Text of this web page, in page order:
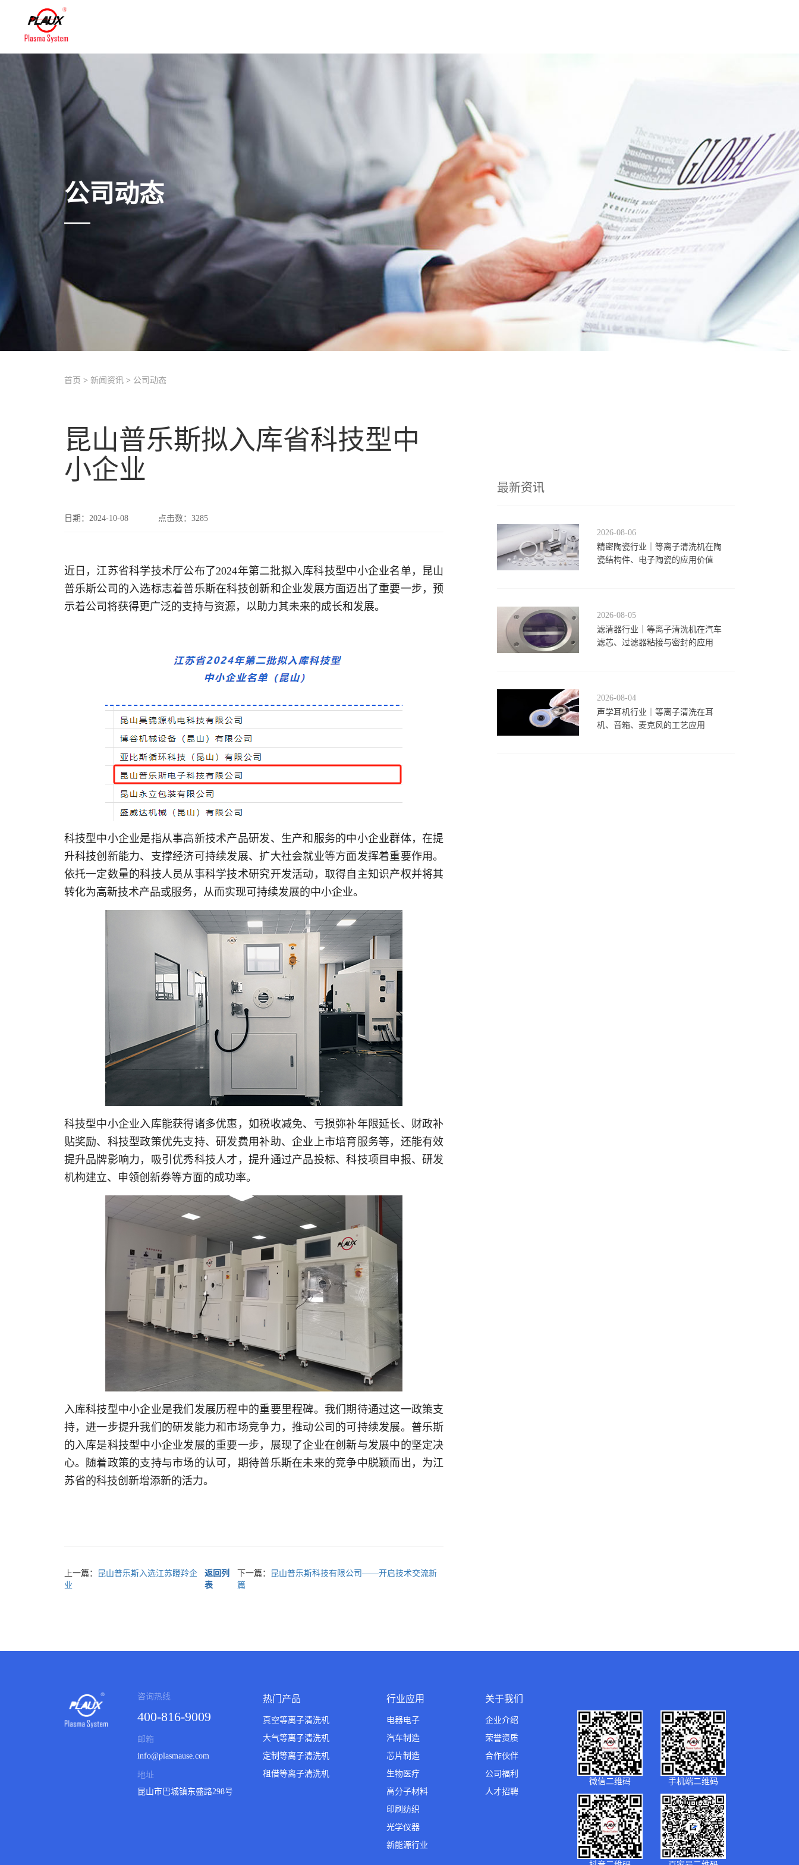
联系我们
热线电话：4008169009
公司动态
首页 > 新闻资讯> 公司动态
昆山普乐斯拟入库省科技型中
小企业
日期：2024-10-08 点击数： 3285
近日，江苏省科学技术厅公布了2024年第二批拟入库科技型中小企业名单，昆山
普乐斯公司的入选标志着普乐斯在科技创新和企业发展方面迈出了重要一步，预
示着公司将获得更广泛的支持与资源，以助力其未来的成长和发展。
科技型中小企业是指从事高新技术产品研发、生产和服务的中小企业群体，在提
升科技创新能力、支撑经济可持续发展、扩大社会就业等方面发挥着重要作用。
依托一定数量的科技人员从事科学技术研究开发活动，取得自主知识产权并将其
转化为高新技术产品或服务，从而实现可持续发展的中小企业。
科技型中小企业入库能获得诸多优惠，如税收减免、亏损弥补年限延长、财政补
贴奖励、科技型政策优先支持、研发费用补助、企业上市培育服务等，还能有效
提升品牌影响力，吸引优秀科技人才，提升通过产品投标、科技项目申报、研发
机构建立、申领创新券等方面的成功率。
入库科技型中小企业是我们发展历程中的重要里程碑。我们期待通过这一政策支
持，进一步提升我们的研发能力和市场竞争力，推动公司的可持续发展。 普乐斯
的入库是科技型中小企业发展的重要一步，展现了企业在创新与发展中的坚定决
心。随着政策的支持与市场的认可， 期待普乐斯在未来的竞争中脱颖而出，为江
苏省的科技创新增添新的活力。
上一篇：
昆山普乐斯入选江苏瞪羚企
业
返回列
表
下一篇：
昆山普乐斯科技有限公司——开启技术交流新
篇
最新资讯
2026-08-06
精密陶瓷行业｜等离子清洗机在陶
瓷结构件、电子陶瓷的应用价值
2026-08-05
滤清器行业｜等离子清洗机在汽车
滤芯、过滤器粘接与密封的应用
2026-08-04
声学耳机行业｜等离子清洗在耳
机、音箱、麦克风的工艺应用
咨询热线
400-816-9009
邮箱
info@plasmause.com
地址
昆山市巴城镇东盛路298号
热门产品
真空等离子清洗机
大气等离子清洗机
定制等离子清洗机
租借等离子清洗机
行业应用
电器电子
汽车制造
芯片制造
生物医疗
高分子材料
印刷纺织
光学仪器
新能源行业
关于我们
企业介绍
荣誉资质
合作伙伴
公司福利
人才招聘
微信二维码 手机端二维码